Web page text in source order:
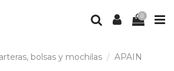
0
bolsas y mochilas APAIN